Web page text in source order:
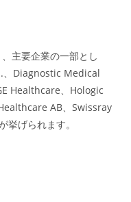
主要企業の一部とし
、Diagnostic Medical
Healthcare、Hologic
AB、Swissray
げられます。